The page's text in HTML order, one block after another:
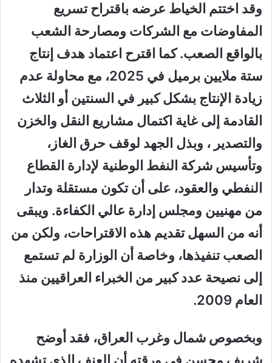
وقد اختتم الخياط عرضه باقتراح تسريع
المفاوضات مع الشركات ومصارحة الشعب
بالواقع الصعب. كما اقترح اعتماد هدف إنتاج
ستة ملايين برميل في 2025، مع محاولة عدم
زيادة الإنتاج بشكل كبير في السنتين أو الثلاث
القادمة إلى غاية اكتمال مشاريع النقل والخزن
والتصدير ، وبذل الجهد لوقف حرق الغاز،
وتأسيس شركة النفط الوطنية لإدارة القطاع
النفطي والعقود، على أن تكون مستقلة وتدار
من مهنيين ومجلس إدارة عالي الكفاءة. ويبقى
أنه من السهل تقديم هذه الاقتراحات، ولكن من
الصعب تنفيذها، وخاصة أن الوزارة لم تستمع
إلى نصيحة عدد كبير من الخبراء العراقيين منذ
العام 2009.
وبخصوص شمال وغرب العراق، فقد أوضح